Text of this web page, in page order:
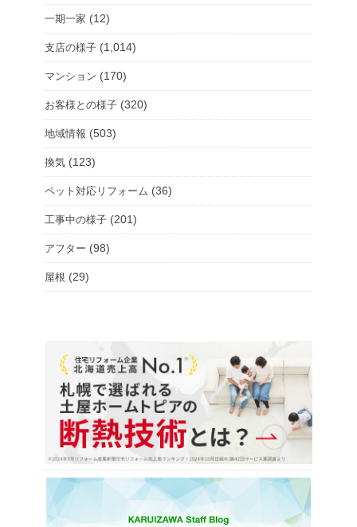
一期一家 (12)
支店の様子 (1,014)
マンション (170)
お客様との様子 (320)
地域情報 (503)
換気 (123)
ペット対応リフォーム (36)
工事中の様子 (201)
アフター (98)
屋根 (29)